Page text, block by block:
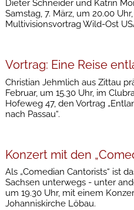
Dieter Schneider und Katrin
Samstag, 7. März, um 20.00
Multivisionsvortrag Wild-Ost
Vortrag: Eine Reise
Christian Jehmlich aus Zittau
Februar, um 15.30 Uhr, im
Hofeweg 47, den Vortrag
nach Passau“.
Konzert mit den
Als „Comedian Cantorists“ ist
Sachsen unterwegs - unter
um 19.30 Uhr, mit einem
Johanniskirche Löbau.